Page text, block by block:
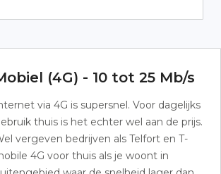
(4G) - 10 tot 25 Mb/s
via 4G is supersnel. Voor dagelijks
thuis is het echter wel aan de prijs.
vergeven bedrijven als Telfort en T-
4G voor thuis als je woont in